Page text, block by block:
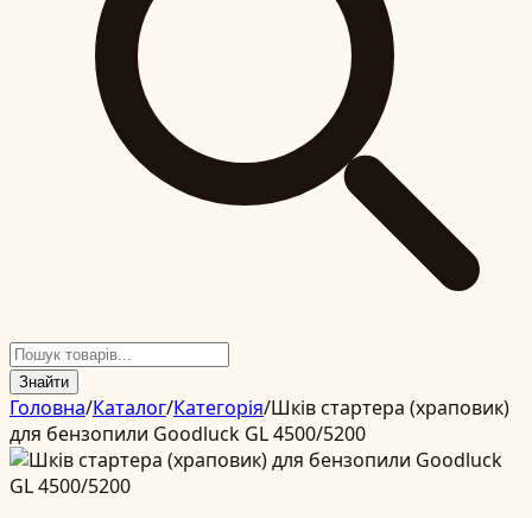
Знайти
Головна/Каталог/Категорія/Шків стартера (храповик)
для бензопили Goodluck GL 4500/5200